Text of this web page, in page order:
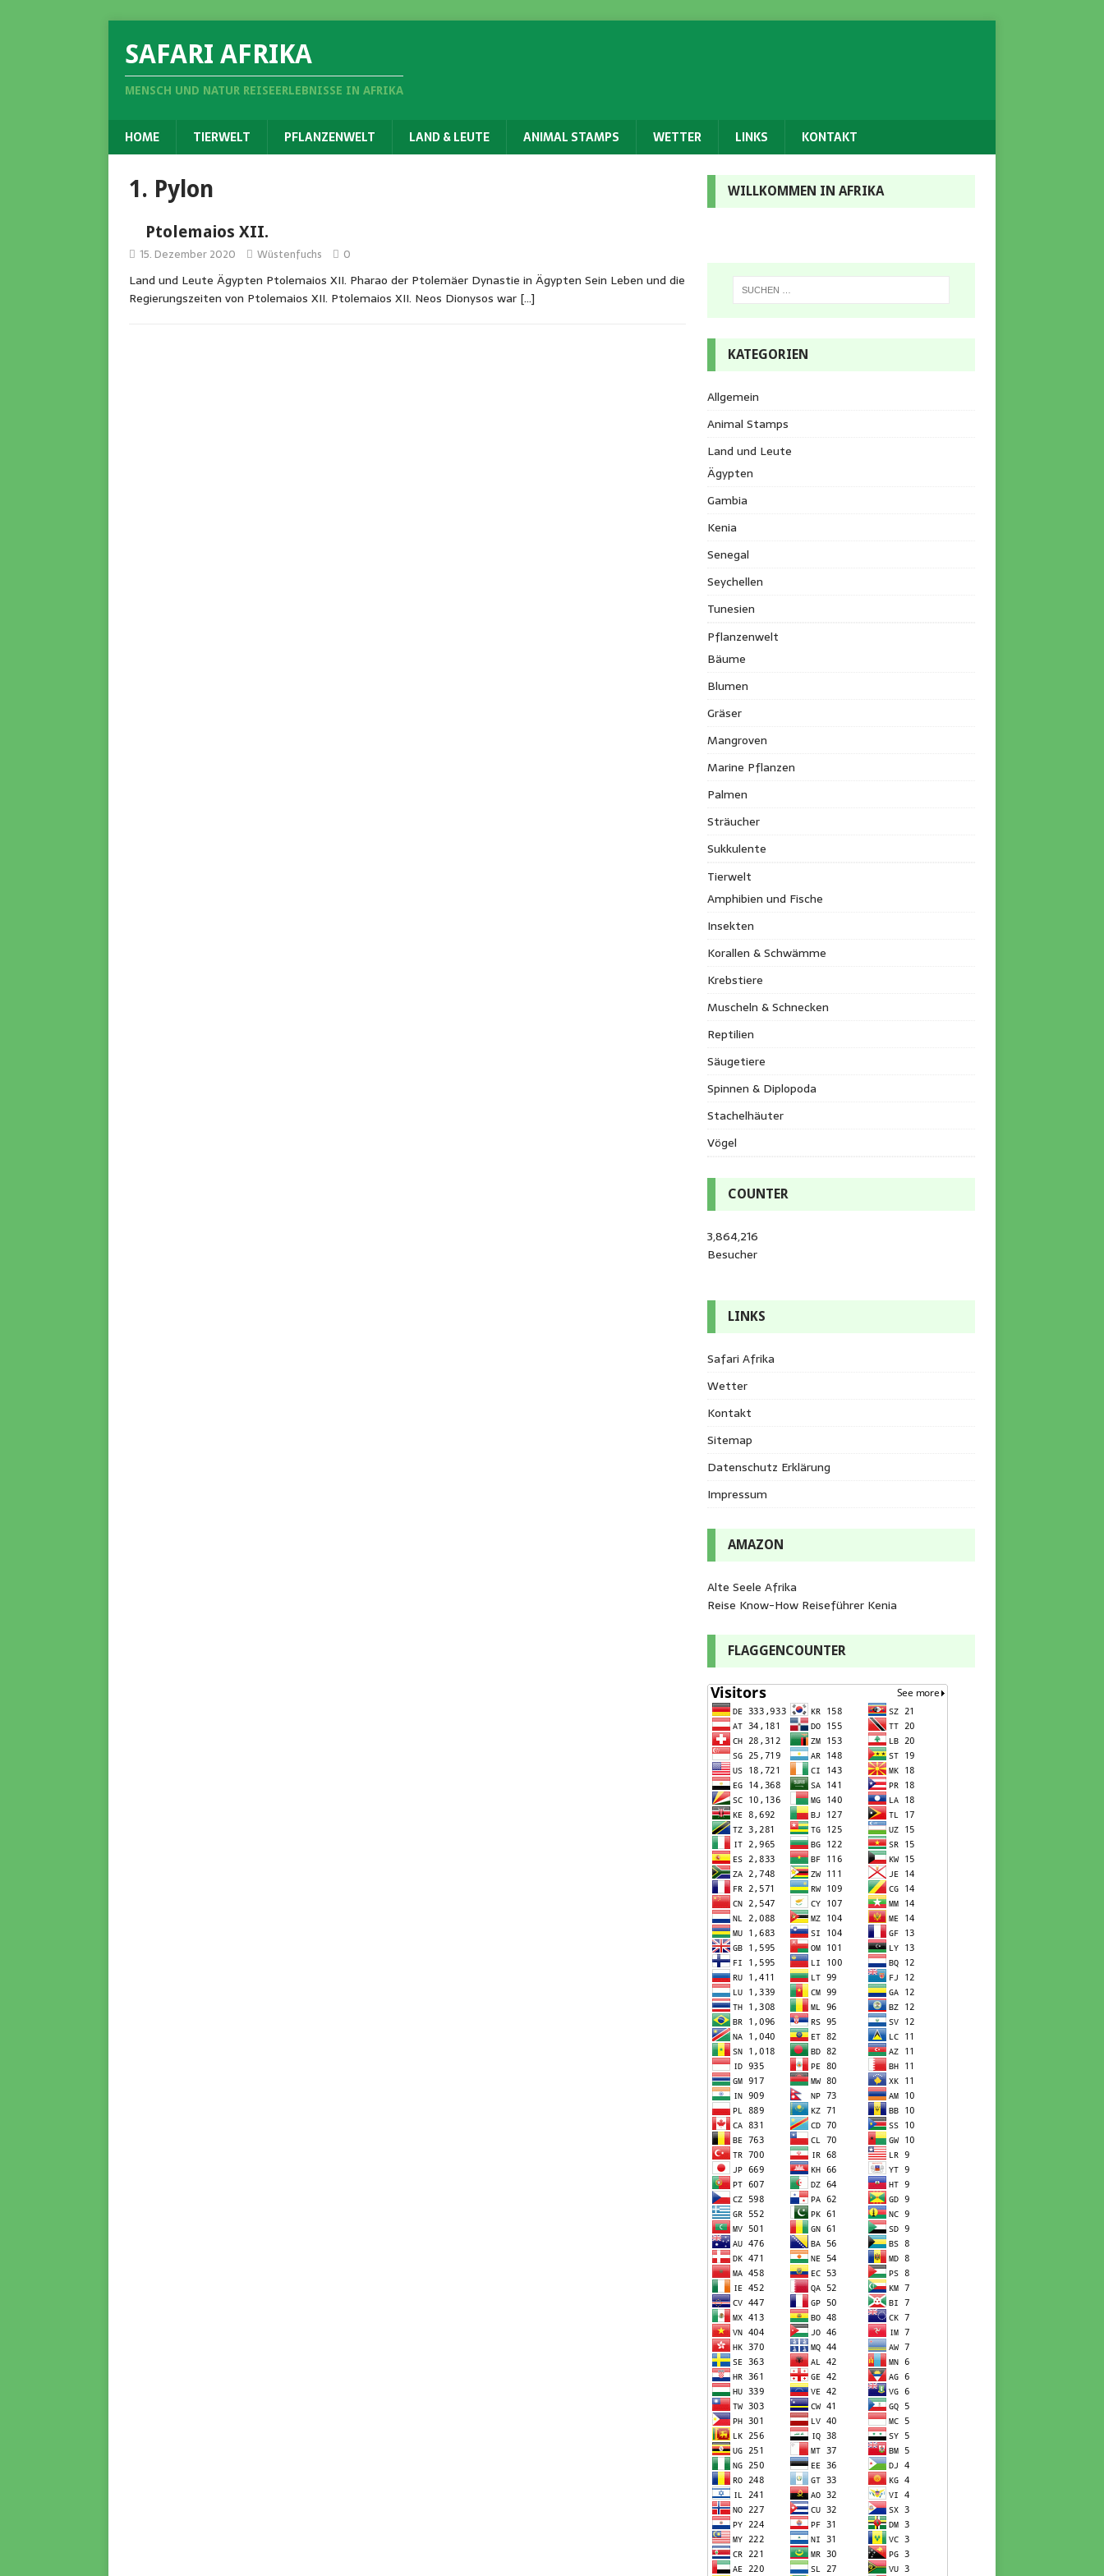
SAFARI AFRIKA
MENSCH UND NATUR REISEERLEBNISSE IN AFRIKA
HOME TIERWELT PFLANZENWELT LAND & LEUTE ANIMAL STAMPS WETTER LINKS KONTAKT
1. Pylon
Ptolemaios XII.
15. Dezember 2020 Wüstenfuchs 0
Land und Leute Ägypten Ptolemaios XII. Pharao der Ptolemäer Dynastie in Ägypten Sein Leben und die
Regierungszeiten von Ptolemaios XII. Ptolemaios XII. Neos Dionysos war […]
WILLKOMMEN IN AFRIKA
KATEGORIEN
Allgemein
Animal Stamps
Land und Leute
Ägypten
Gambia
Kenia
Senegal
Seychellen
Tunesien
Pflanzenwelt
Bäume
Blumen
Gräser
Mangroven
Marine Pflanzen
Palmen
Sträucher
Sukkulente
Tierwelt
Amphibien und Fische
Insekten
Korallen & Schwämme
Krebstiere
Muscheln & Schnecken
Reptilien
Säugetiere
Spinnen & Diplopoda
Stachelhäuter
Vögel
COUNTER
3,864,216
Besucher
LINKS
Safari Afrika
Wetter
Kontakt
Sitemap
Datenschutz Erklärung
Impressum
AMAZON
Alte Seele Afrika
Reise Know-How Reiseführer Kenia
FLAGGENCOUNTER